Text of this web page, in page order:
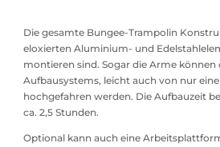
Die gesamte Bungee-Trampolin
eloxierten Aluminium- und
montieren sind. Sogar die Arme können
Aufbausystems, leicht auch von nur
hochgefahren werden. Die Aufbauzeit
ca. 2,5 Stunden.
Optional kann auch eine